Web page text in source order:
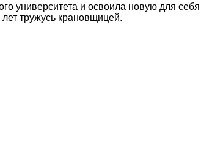
университета и освоила новую для себя
тружусь крановщицей.